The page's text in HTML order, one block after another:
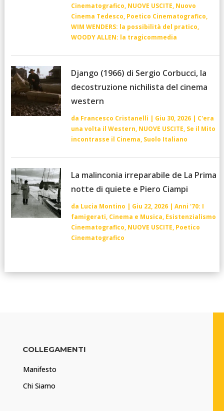
Cinematografico, NUOVE USCITE, Nuovo
Cinema Tedesco, Poetico Cinematografico,
WIM WENDERS: la possibilità del pratico,
WOODY ALLEN: la tragicommedia
Django (1966) di Sergio Corbucci, la
decostruzione nichilista del cinema
western
da Francesco Cristanelli | Giu 30, 2026| C'era
una volta il Western, NUOVE USCITE, Se il Mito
incontrasse il Cinema, Suolo Italiano
La malinconia irreparabile de La Prima
notte di quiete e Piero Ciampi
da Lucia Montino | Giu 22, 2026| Anni '70: I
famigerati, Cinema e Musica, Esistenzialismo
Cinematografico, NUOVE USCITE, Poetico
Cinematografico
COLLEGAMENTI
Manifesto
Chi Siamo